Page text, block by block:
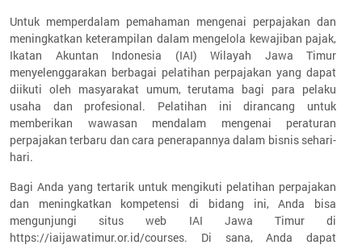
Untuk memperdalam pemahaman mengenai perpajakan dan
meningkatkan keterampilan dalam mengelola kewajiban pajak,
Ikatan Akuntan Indonesia (IAI) Wilayah Jawa Timur
menyelenggarakan berbagai pelatihan perpajakan yang dapat
diikuti oleh masyarakat umum, terutama bagi para pelaku
usaha dan profesional. Pelatihan ini dirancang untuk
memberikan wawasan mendalam mengenai peraturan
perpajakan terbaru dan cara penerapannya dalam bisnis sehari-
hari.
Bagi Anda yang tertarik untuk mengikuti pelatihan perpajakan
dan meningkatkan kompetensi di bidang ini, Anda bisa
mengunjungi situs web IAI Jawa Timur di
https://iaijawatimur.or.id/courses. Di sana, Anda dapat